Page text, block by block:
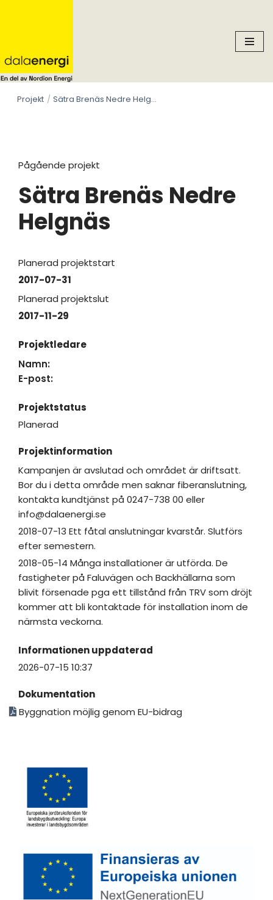
content
Projekt Sätra Brenäs Nedre Helgnäs
Pågående projekt
Sätra Brenäs Nedre
Helgnäs
Planerad projektstart
2017-07-31
Planerad projektslut
2017-11-29
Projektledare
Namn:
E-post:
Projektstatus
Planerad
Projektinformation
Kampanjen är avslutad och området är driftsatt.
Bor du i detta område men saknar fiberanslutning,
kontakta kundtjänst på 0247-738 00 eller
info@dalaenergi.se
2018-07-13 Ett fåtal anslutningar kvarstår. Slutförs
efter semestern.
2018-05-14 Många installationer är utförda. De
fastigheter på Faluvägen och Backhällarna som
blivit försenade pga ett tillstånd från TRV som dröjt
kommer att bli kontaktade för installation inom de
närmsta veckorna.
Informationen uppdaterad
2026-07-15 10:37
Dokumentation
Byggnation möjlig genom EU-bidrag